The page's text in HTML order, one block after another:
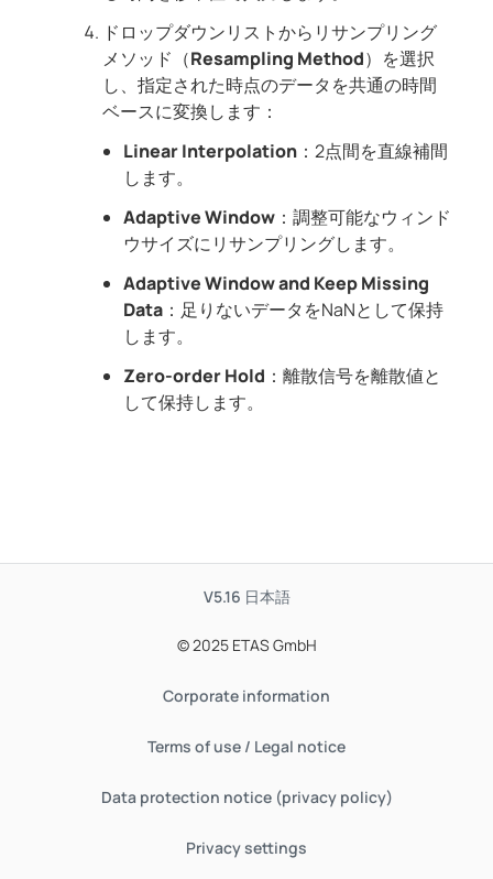
ドロップダウンリストからリサンプリング
メソッド（Resampling Method）を選択
し、指定された時点のデータを共通の時間
ベースに変換します：
Linear Interpolation：2点間を直線補間
します。
Adaptive Window：調整可能なウィンド
ウサイズにリサンプリングします。
Adaptive Window and Keep Missing
Data：足りないデータをNaNとして保持
します。
Zero-order Hold ：離散信号を離散値と
して保持します。
V5.16 日本語
© 2025 ETAS GmbH
Corporate information
Terms of use / Legal notice
Data protection notice (privacy policy)
Privacy settings